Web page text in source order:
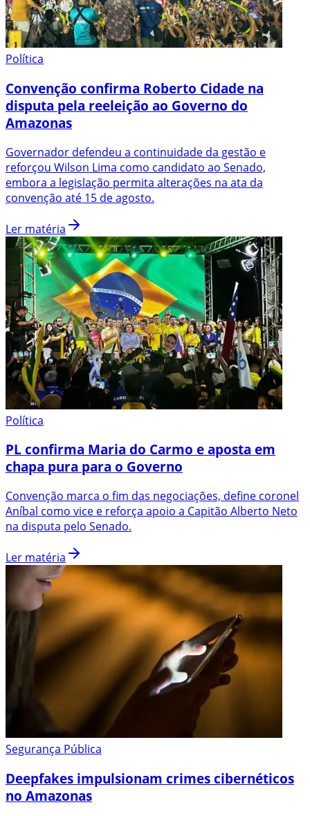
Política
Convenção confirma Roberto Cidade na
disputa pela reeleição ao Governo do
Amazonas
Governador defendeu a continuidade da gestão e
reforçou Wilson Lima como candidato ao Senado,
embora a legislação permita alterações na ata da
convenção até 15 de agosto.
Ler matéria
Política
PL confirma Maria do Carmo e aposta em
chapa pura para o Governo
Convenção marca o fim das negociações, define coronel
Aníbal como vice e reforça apoio a Capitão Alberto Neto
na disputa pelo Senado.
Ler matéria
Segurança Pública
Deepfakes impulsionam crimes cibernéticos
no Amazonas